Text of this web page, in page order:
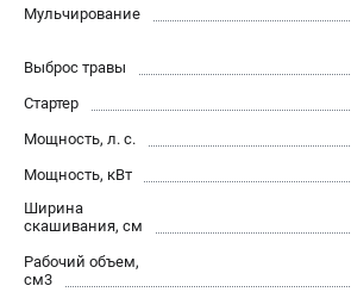
Юридическим лицам
Способы оплаты
САДОВАЯ ТЕХНИКА
Аэраторы и скарификаторы
Газонокосилки
Мульчирование
Выброс травы
Стартер
Мощность, л. с.
Мощность, кВт
Ширина
скашивания, см
Рабочий объем,
см3